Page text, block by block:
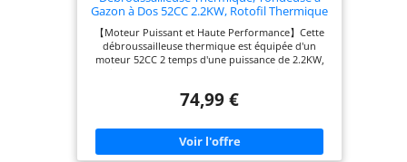
Gazon à Dos 52CC 2.2KW, Rotofil Thermique
avec Lame 3 Dents et Tête Fil, Moteur 2
Temps, Équipement de Jardinage
Professionnel (Orange)
【Moteur Puissant et Haute Performance】Cette
débroussailleuse thermique est équipée d'un
moteur 52CC 2 temps d'une puissance de 2.2KW,
démarrage par lanceur et son réservoir de
et prolongée. 【Construction Robuste et
Durable】La structure de cet outil de jardinage
intègre des matériaux ABS de haute qualité et du
74,99 €